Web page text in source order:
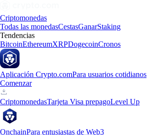
Criptomonedas
Todas las monedasCestasGanarStaking
Tendencias
BitcoinEthereumXRPDogecoinCronos
Aplicación Crypto.comPara usuarios cotidianos
Comenzar
CriptomonedasTarjeta Visa prepagoLevel Up
OnchainPara entusiastas de Web3